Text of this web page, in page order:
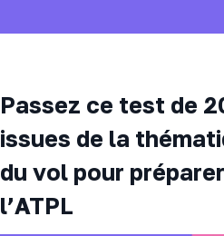
Passez ce test de
issues de la
du vol pour
l’ATPL